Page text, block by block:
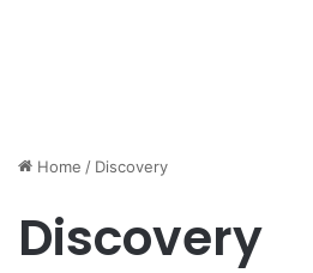
Home / Discovery
Discovery